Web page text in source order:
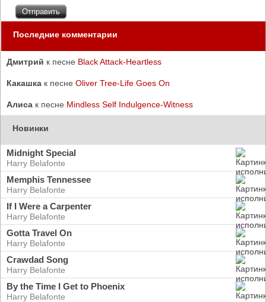
Последние комментарии
Дмитрий к песне Black Attack-Heartless
Какашка к песне Oliver Tree-Life Goes On
Алиса к песне Mindless Self Indulgence-Witness
Новинки
Midnight Special
Harry Belafonte
Memphis Tennessee
Harry Belafonte
If I Were a Carpenter
Harry Belafonte
Gotta Travel On
Harry Belafonte
Crawdad Song
Harry Belafonte
By the Time I Get to Phoenix
Harry Belafonte